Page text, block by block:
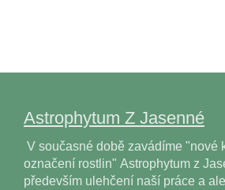
Astrophytum Z Jasenné
V současné době zavádíme "nové
označení rostlin" Astrophytum z
především ulehčení naší práce a